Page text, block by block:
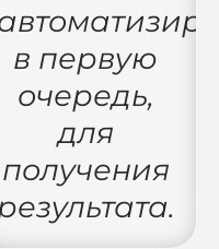
в первую
очередь,
для
получения